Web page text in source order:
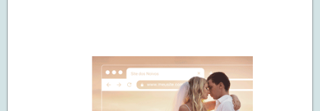
SIDEBAR